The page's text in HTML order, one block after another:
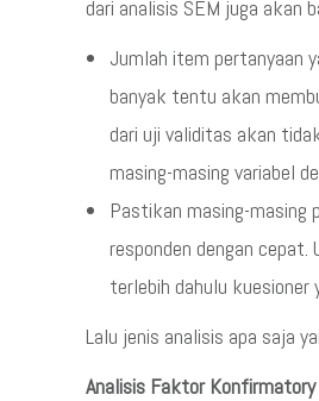
dari analisis SEM juga akan
Jumlah item pertanyaan
banyak tentu akan
dari uji validitas akan
masing-masing variabel
Pastikan masing-masing
responden dengan
terlebih dahulu kuesioner
Lalu jenis analisis apa saja
Analisis Faktor Konfirmatory